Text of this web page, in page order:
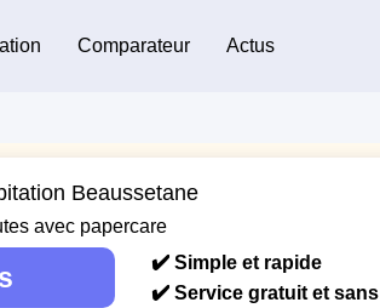
Comparateur Actus
Beaussetane
avec papercare
✔️ Simple et rapide
✔️ Service gratuit et sans